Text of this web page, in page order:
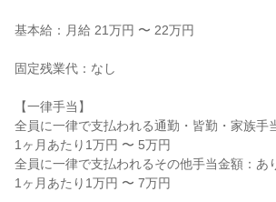
基本給：月給 21万円 〜 22万円
固定残業代：なし
【一律手当】
全員に一律で支払われる通勤・皆勤・家族手
1ヶ月あたり1万円 〜 5万円
全員に一律で支払われるその他手当金額：あ
1ヶ月あたり1万円 〜 7万円